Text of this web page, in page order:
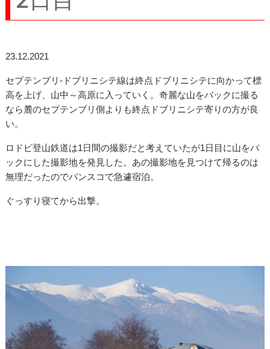
23.12.2021
セプテンブリ-ドブリニシテ線は終点ドブリニシテに向かって標
高を上げ、山中～高原に入っていく。奇麗な山をバックに撮る
なら麓のセプテンブリ側よりも終点ドブリニシテ寄りの方が良
い。
ロドピ登山鉄道は1日間の撮影だと考えていたが1日目に山をバ
ックにした撮影地を発見した。あの撮影地を見つけて帰るのは
無理だったのでバンスコで急遽宿泊。
ぐっすり寝てから出撃。